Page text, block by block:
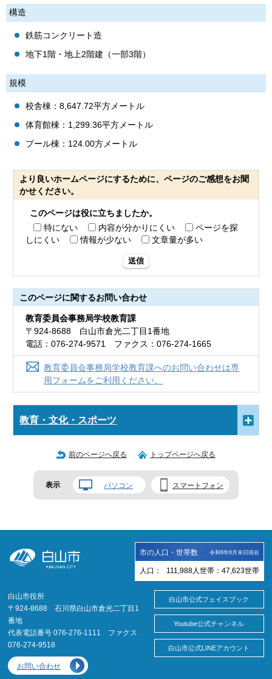
構造
鉄筋コンクリート造
地下1階・地上2階建（一部3階）
規模
校舎棟：8,647.72平方メートル
体育館棟：1,299.36平方メートル
プール棟：124.00方メートル
より良いホームページにするために、ページのご感想をお聞
かせください。
このページは役に立ちましたか。
特にない
内容が分かりにくい
ページを探
しにくい
情報が少ない 文章量が多い
送信
このページに関するお問い合わせ
教育委員会事務局学校教育課
〒924-8688 白山市倉光二丁目1番地
電話：076-274-9571 ファクス：076-274-1665
教育委員会事務局学校教育課へのお問い合わせは専
用フォームをご利用ください。
教育・文化・スポーツ
前のページへ戻る トップページへ戻る
表示 パソコン スマートフォン
市の人口・世帯数 令和8年6月末日現在
人口： 111,988 人 世帯： 47,623世帯
白山市役所
〒924-8688 石川県白山市倉光二丁目1
番地
代表電話番号 076-276-1111 ファクス
076-274-9518
お問い合わせ
白山市公式フェイスブック
Youtube公式チャンネル
白山市公式LINEアカウント